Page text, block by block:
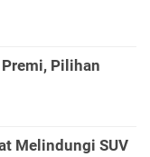
Pilihan
Melindungi SUV